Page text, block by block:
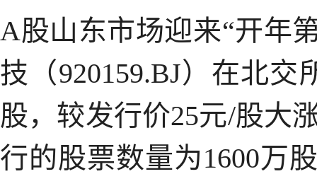
A股山东市场迎来“开年
技（920159.BJ）在北
股，较发行价25元/股大
行的股票数量为1600万